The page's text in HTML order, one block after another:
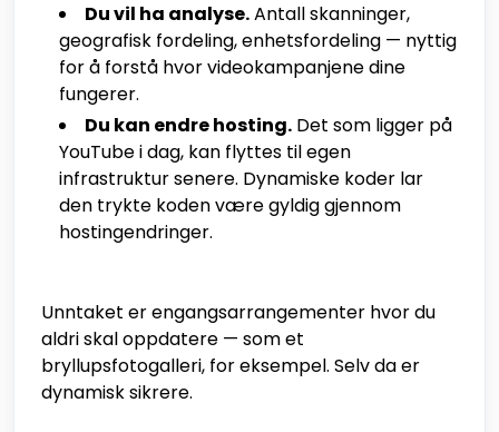
Du vil ha analyse.Antall skanninger,
geografisk fordeling, enhetsfordeling — nyttig
for å forstå hvor videokampanjene dine
fungerer.
Du kan endre hosting. Det som ligger på
YouTube i dag, kan flyttes til egen
infrastruktur senere. Dynamiske koder lar
den trykte koden være gyldig gjennom
hostingendringer.
Unntaket er engangsarrangementer hvor du
aldri skal oppdatere — som et
bryllupsfotogalleri, for eksempel. Selv da er
dynamisk sikrere.